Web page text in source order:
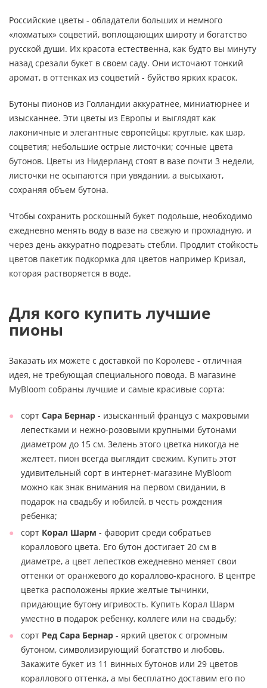
Российские цветы - обладатели больших и немного
«лохматых» соцветий, воплощающих широту и богатство
русской души. Их красота естественна, как будто вы минуту
назад срезали букет в своем саду. Они источают тонкий
аромат, в оттенках из соцветий - буйство ярких красок.
Бутоны пионов из Голландии аккуратнее, миниатюрнее и
изысканнее. Эти цветы из Европы и выглядят как
лаконичные и элегантные европейцы: круглые, как шар,
соцветия; небольшие острые листочки; сочные цвета
бутонов. Цветы из Нидерланд стоят в вазе почти 3 недели,
листочки не осыпаются при увядании, а высыхают,
сохраняя объем бутона.
Чтобы сохранить роскошный букет подольше, необходимо
ежедневно менять воду в вазе на свежую и прохладную, и
через день аккуратно подрезать стебли. Продлит стойкость
цветов пакетик подкормка для цветов например Кризал,
которая растворяется в воде.
Для кого купить лучшие
пионы
Заказать их можете с доставкой по Королеве - отличная
идея, не требующая специального повода. В магазине
MyBloom собраны лучшие и самые красивые сорта:
сорт Сара Бернар - изысканный француз с махровыми
лепестками и нежно-розовыми крупными бутонами
диаметром до 15 см. Зелень этого цветка никогда не
желтеет, пион всегда выглядит свежим. Купить этот
удивительный сорт в интернет-магазине MyBloom
можно как знак внимания на первом свидании, в
подарок на свадьбу и юбилей, в честь рождения
ребенка;
сорт Корал Шарм - фаворит среди собратьев
кораллового цвета. Его бутон достигает 20 см в
диаметре, а цвет лепестков ежедневно меняет свои
оттенки от оранжевого до кораллово-красного. В центре
цветка расположены яркие желтые тычинки,
придающие бутону игривость. Купить Корал Шарм
уместно в подарок ребенку, коллеге или на свадьбу;
сорт Ред Сара Бернар - яркий цветок с огромным
бутоном, символизирующий богатство и любовь.
Закажите букет из 11 винных бутонов или 29 цветов
кораллового оттенка, а мы бесплатно доставим его по